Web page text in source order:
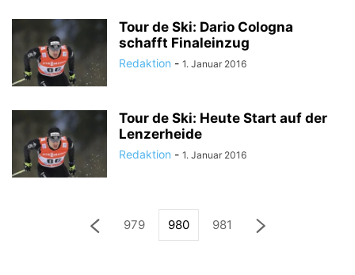
Tour de Ski: Dario Cologna
schafft Finaleinzug
Redaktion - 1. Januar 2016
Tour de Ski: Heute Start auf der
Lenzerheide
Redaktion - 1. Januar 2016
979 980 981